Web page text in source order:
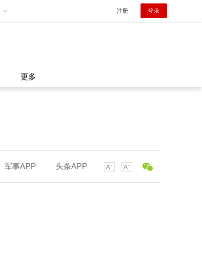
注册 登录
更多
军事APP 头条APP